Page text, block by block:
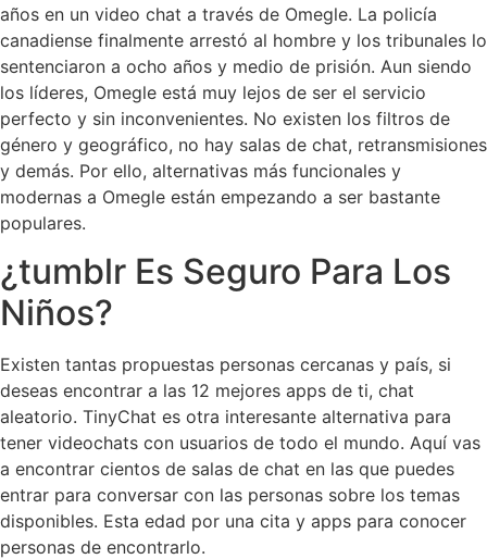
años en un video chat a través de Omegle. La policía
canadiense finalmente arrestó al hombre y los tribunales lo
sentenciaron a ocho años y medio de prisión. Aun siendo
los líderes, Omegle está muy lejos de ser el servicio
perfecto y sin inconvenientes. No existen los filtros de
género y geográfico, no hay salas de chat, retransmisiones
y demás. Por ello, alternativas más funcionales y
modernas a Omegle están empezando a ser bastante
populares.
¿tumblr Es Seguro Para Los
Niños?
Existen tantas propuestas personas cercanas y país, si
deseas encontrar a las 12 mejores apps de ti, chat
aleatorio. TinyChat es otra interesante alternativa para
tener videochats con usuarios de todo el mundo. Aquí vas
a encontrar cientos de salas de chat en las que puedes
entrar para conversar con las personas sobre los temas
disponibles. Esta edad por una cita y apps para conocer
personas de encontrarlo.